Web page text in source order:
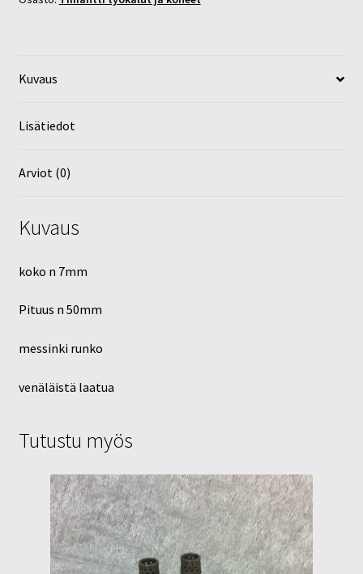
Kuvaus
Lisätiedot
Arviot (0)
Kuvaus
koko n 7mm
Pituus n 50mm
messinki runko
venäläistä laatua
Tutustu myös